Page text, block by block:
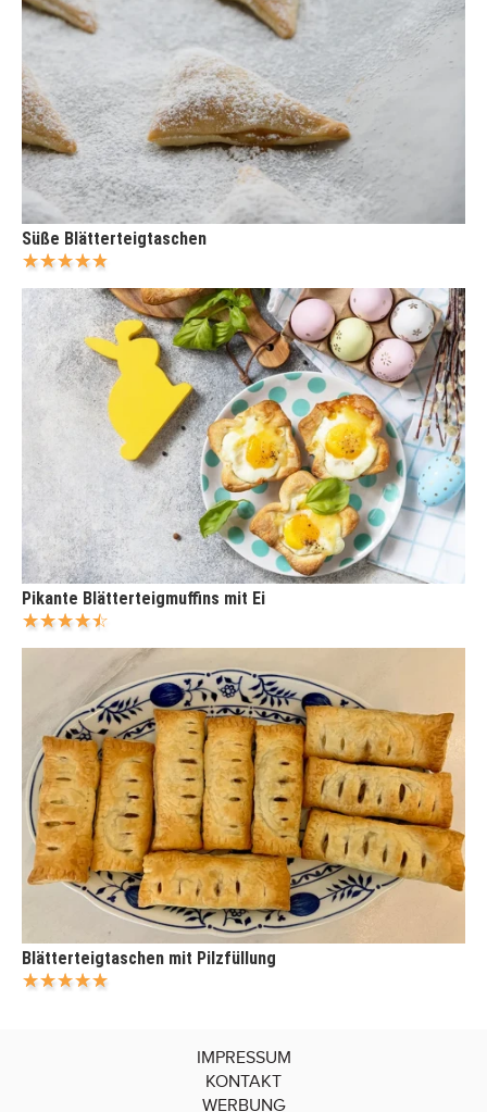
Süße Blätterteigtaschen
Pikante Blätterteigmuffins mit Ei
Blätterteigtaschen mit Pilzfüllung
IMPRESSUM
KONTAKT
WERBUNG